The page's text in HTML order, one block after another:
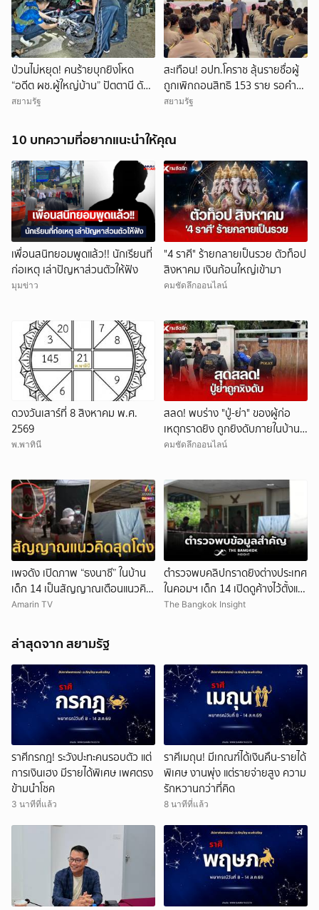
ป่วนไม่หยุด! คนร้ายบุกยิงโหด
“อดีต ผช.ผู้ใหญ่บ้าน” ปัตตานี ดับ
คาบ้านพัก-ภรรยาเจ็บสาหัส
สยามรัฐ
สะเทือน! อปท.โคราช ลุ้นรายชื่อผู้
ถูกเพิกถอนสิทธิ 153 ราย รอคำ
สั่งทางการจากส่วนกลาง
สยามรัฐ
10 บทความที่อยากแนะนำให้คุณ
เพื่อนสนิทยอมพูดแล้ว!! นักเรียนที่
ก่อเหตุ เล่าปัญหาส่วนตัวให้ฟัง
มุมข่าว
"4 ราศี" ร้ายกลายเป็นรวย ตัวท็อป
สิงหาคม เงินก้อนใหญ่เข้ามา
คมชัดลึกออนไลน์
ดวงวันเสาร์ที่ 8 สิงหาคม พ.ศ.
2569
พ.พาทินี
สลด! พบร่าง "ปู่-ย่า" ของผู้ก่อ
เหตุกราดยิง ถูกยิงดับภายในบ้าน
พัก
คมชัดลึกออนไลน์
เพจดัง เปิดภาพ “ธงนาซี” ในบ้าน
เด็ก 14 เป็นสัญญาณเตือนแนวคิด
สุดโต่ง
Amarin TV
ตำรวจพบคลิปกราดยิงต่างประเทศ
ในคอมฯ เด็ก 14 เปิดดูค้างไว้ตั้งแต่
วันที่ 30 ก.ค.
The Bangkok Insight
ล่าสุดจาก สยามรัฐ
ราศีกรกฎ! ระวังปะทะคนรอบตัว แต่
การเงินเฮง มีรายได้พิเศษ เพศตรง
ข้ามนำโชค
3 นาทีที่แล้ว
ราศีเมถุน! มีเกณฑ์ได้เงินคืน-รายได้
พิเศษ งานพุ่ง แต่รายจ่ายสูง ความ
รักหวานกว่าที่คิด
8 นาทีที่แล้ว